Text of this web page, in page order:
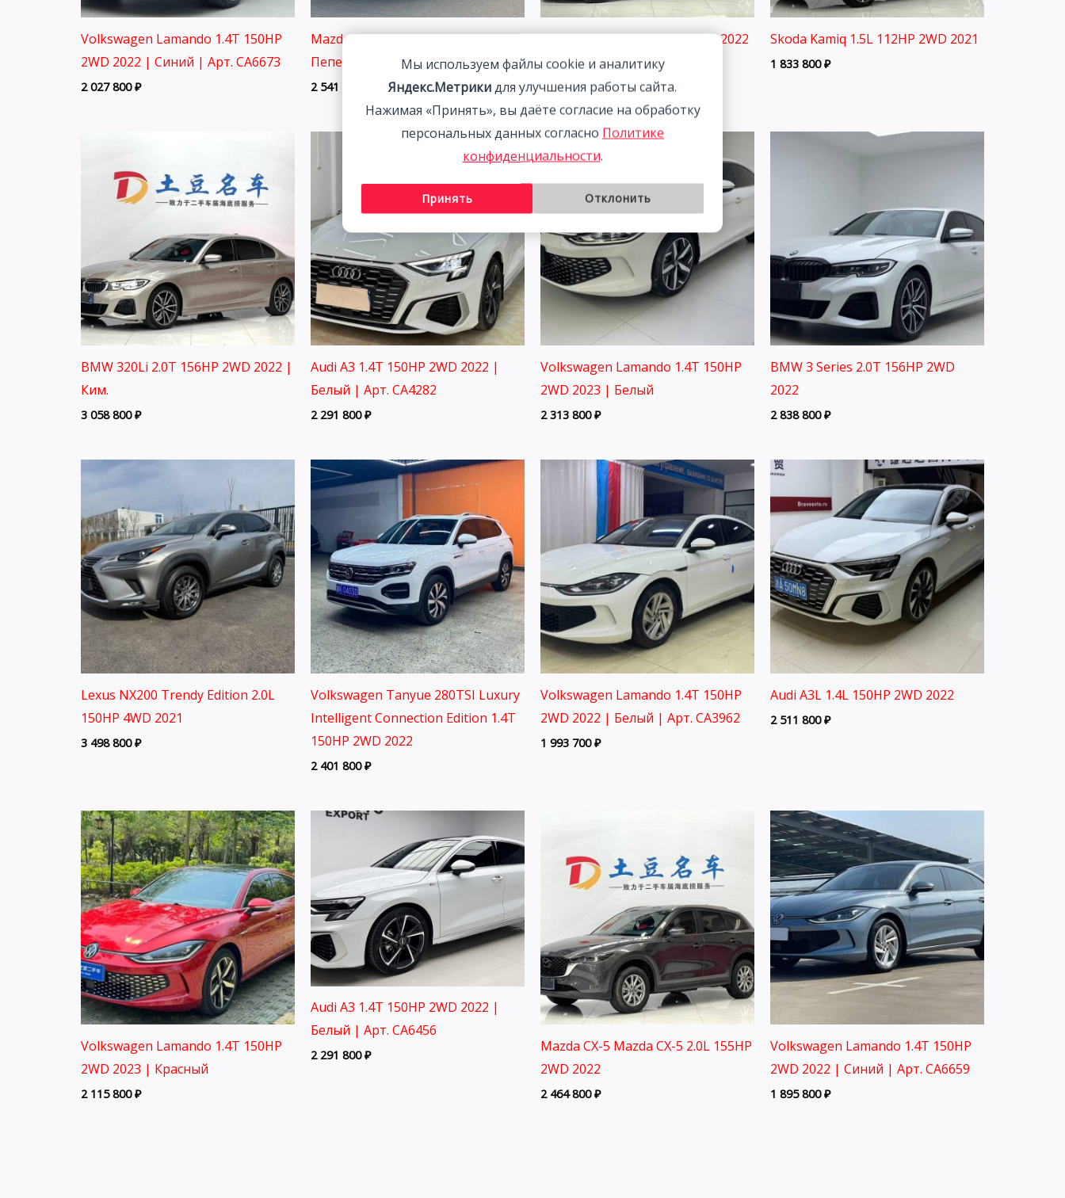
Volkswagen Lamando 1.4T 150HP
2WD 2022 | Синий | Арт. CA6673
2 027 800₽
Mazda CX-5 2.0L 155HP 2WD 2021 |
Пепел | Арт. CA5218
2 541 800
Skoda Kamiq 1.5L 112HP 2WD 2022
1 877 800₽
Skoda Kamiq 1.5L 112HP 2WD 2021
1 833 800₽
BMW 320Li 2.0T 156HP 2WD 2022 |
Ким.
3 058 800₽
Audi A3 1.4T 150HP 2WD 2022 |
Белый | Арт. CA4282
2 291 800₽
Volkswagen Lamando 1.4T 150HP
2WD 2023 | Белый
2 313 800₽
BMW 3 Series 2.0T 156HP 2WD
2022
2 838 800₽
Lexus NX200 Trendy Edition 2.0L
150HP 4WD 2021
3 498 800₽
Volkswagen Tanyue 280TSI Luxury
Intelligent Connection Edition 1.4T
150HP 2WD 2022
2 401 800₽
Volkswagen Lamando 1.4T 150HP
2WD 2022 | Белый | Арт. CA3962
1 993 700₽
Audi A3L 1.4L 150HP 2WD 2022
2 511 800₽
Volkswagen Lamando 1.4T 150HP
2WD 2023 | Красный
2 115 800₽
Audi A3 1.4T 150HP 2WD 2022 |
Белый | Арт. CA6456
2 291 800₽
Mazda CX-5 Mazda CX-5 2.0L 155HP
2WD 2022
2 464 800₽
Volkswagen Lamando 1.4T 150HP
2WD 2022 | Синий | Арт. CA6659
1 895 800₽
Мы используем файлы cookie и аналитику
Яндекс.Метрикидля улучшения работы сайта.
Нажимая «Принять», вы даёте согласие на обработку
персональных данных согласно Политике
конфиденциальности.
Принять Отклонить